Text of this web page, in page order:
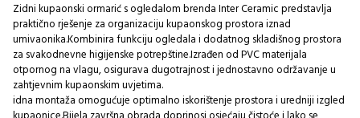
Zidni kupaonski ormarić s ogledalom brendaInter Ceramicpredstavlja
praktično rješenje za organizaciju kupaonskog prostora iznad
umivaonika.Kombinira funkciju ogledala i dodatnog skladišnog prostora
za svakodnevne higijenske potrepštine.Izrađen od PVC materijala
otpornog na vlagu, osigurava dugotrajnost i jednostavno održavanje u
zahtjevnim kupaonskim uvjetima.
idna montaža omogućuje optimalno iskorištenje prostora i uredniji izgled